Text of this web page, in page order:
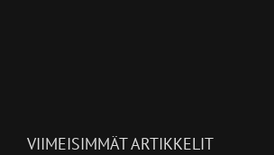
VIIMEISIMMÄT ARTIKKELIT